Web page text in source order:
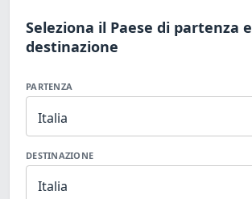
Seleziona il Paese di partenza e
destinazione
PARTENZA
Italia
DESTINAZIONE
Italia